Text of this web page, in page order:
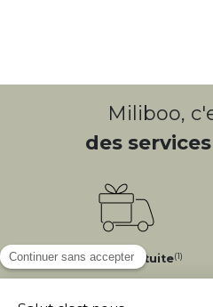
Miliboo,
des
LivraisonGratuite(1)